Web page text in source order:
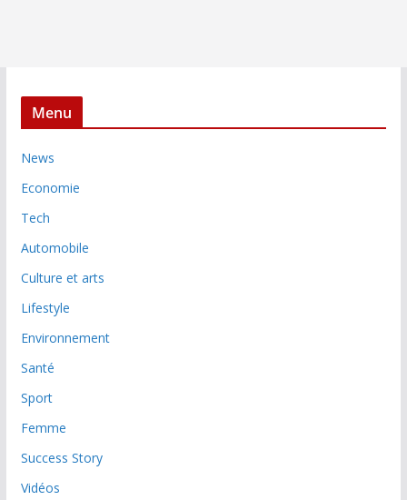
Menu
News
Economie
Tech
Automobile
Culture et arts
Lifestyle
Environnement
Santé
Sport
Femme
Success Story
Vidéos